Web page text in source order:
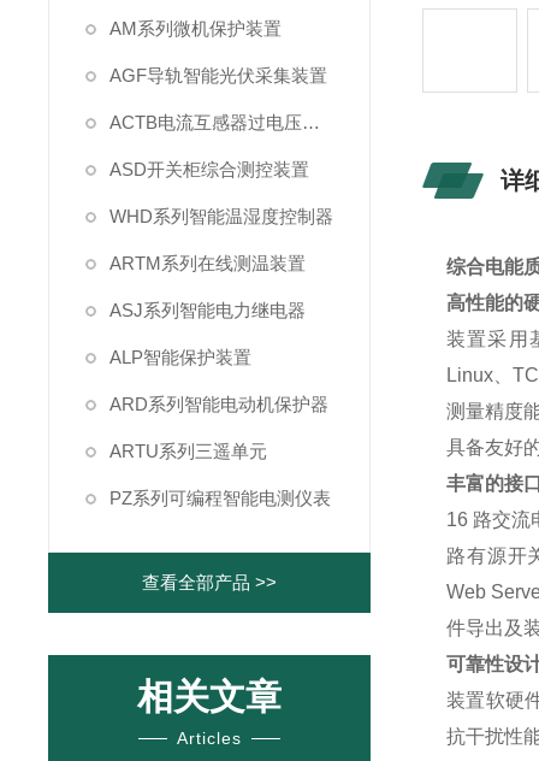
AM系列微机保护装置
AGF导轨智能光伏采集装置
ACTB电流互感器过电压保护
ASD开关柜综合测控装置
WHD系列智能温湿度控制器
ARTM系列在线测温装置
ASJ系列智能电力继电器
ALP智能保护装置
ARD系列智能电动机保护器
ARTU系列三遥单元
PZ系列可编程智能电测仪表
查看全部产品 >>
相关文章
Articles
详
综合电能
高性能的
装置采用
Linux、
测量精度
具备友好
丰富的接
16 路交流
路有源开
Web
件导出及
可靠性设
装置软硬
抗干扰性